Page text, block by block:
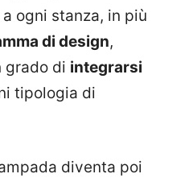
ogni stanza, in più
di design,
grado di integrarsi
tipologia di
diventa poi